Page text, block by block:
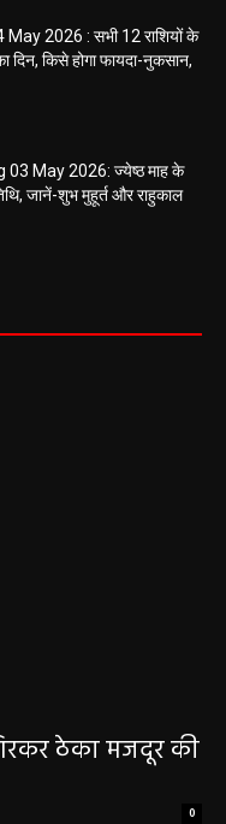
2026 : सभी 12 राशियों के
दिन, किसे होगा फायदा-नुकसान,
May 2026: ज्येष्ठ माह के
जानें-शुभ मुहूर्त और राहुकाल
ठेका मजदूर की
0